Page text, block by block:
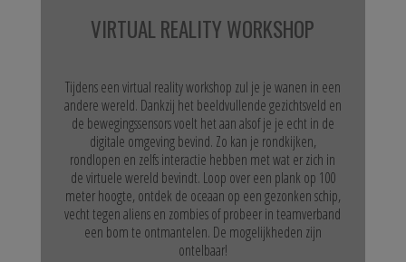
VIRTUAL REALITY WORKSHOP
Tijdens een virtual reality workshop zul je je wanen in een
andere wereld. Dankzij het beeldvullende gezichtsveld en
de bewegingssensors voelt het aan alsof je je echt in de
digitale omgeving bevind. Zo kan je rondkijken,
rondlopen en zelfs interactie hebben met wat er zich in
de virtuele wereld bevindt. Loop over een plank op 100
meter hoogte, ontdek de oceaan op een gezonken schip,
vecht tegen aliens en zombies of probeer in teamverband
een bom te ontmantelen. De mogelijkheden zijn
ontelbaar!